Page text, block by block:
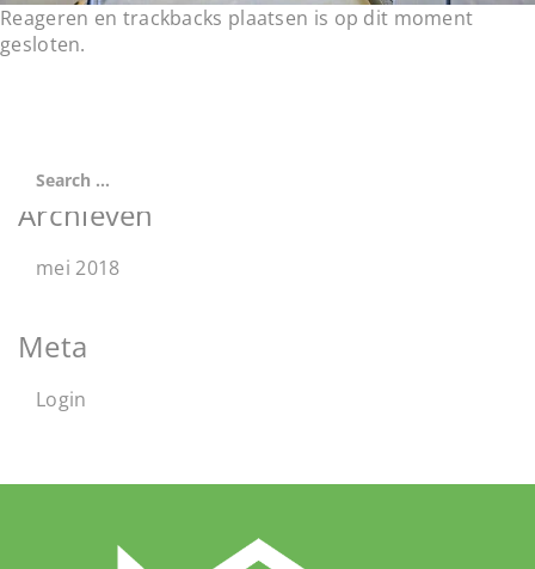
Reageren en trackbacks plaatsen is op dit moment
gesloten.
Archieven
mei 2018
Meta
Login